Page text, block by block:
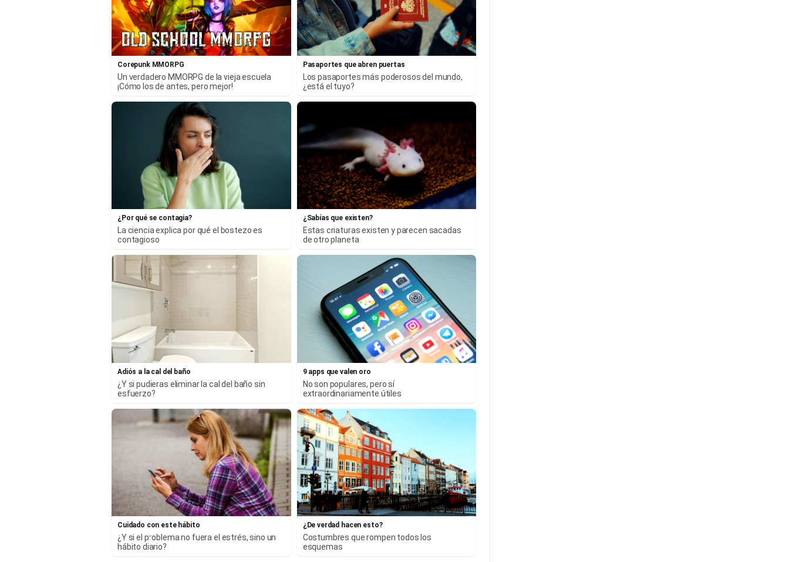
Corepunk MMORPG
Un verdadero MMORPG de la vieja escuela
¡Cómo los de antes, pero mejor!
Pasaportes que abren puertas
Los pasaportes más poderosos del mundo,
¿está el tuyo?
¿Por qué se contagia?
La ciencia explica por qué el bostezo es
contagioso
¿Sabías que existen?
Estas criaturas existen y parecen sacadas
de otro planeta
Adiós a la cal del baño
¿Y si pudieras eliminar la cal del baño sin
esfuerzo?
9 apps que valen oro
No son populares, pero sí
extraordinariamente útiles
Cuidado con este hábito
¿Y si el problema no fuera el estrés, sino un
hábito diario?
¿De verdad hacen esto?
Costumbres que rompen todos los
esquemas